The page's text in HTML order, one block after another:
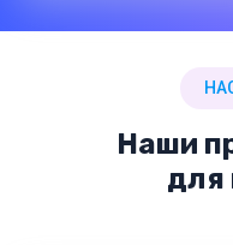
Наши
для